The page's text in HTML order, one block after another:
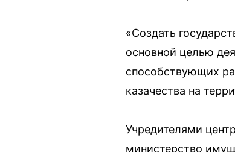
«Создать
основной целью
способствующих
казачества на
Учредителями
министерство